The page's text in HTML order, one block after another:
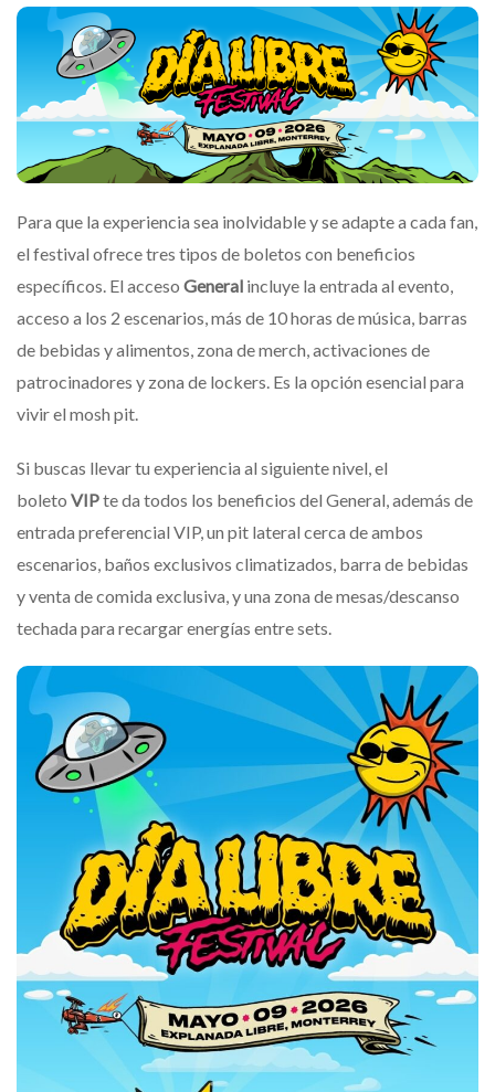
Para que la experiencia sea inolvidable y se adapte a cada fan,
el festival ofrece tres tipos de boletos con beneficios
específicos. El acceso General incluye la entrada al evento,
acceso a los 2 escenarios, más de 10 horas de música, barras
de bebidas y alimentos, zona de merch, activaciones de
patrocinadores y zona de lockers. Es la opción esencial para
vivir el mosh pit.
Si buscas llevar tu experiencia al siguiente nivel, el
boleto VIPte da todos los beneficios del General, además de
entrada preferencial VIP, un pit lateral cerca de ambos
escenarios, baños exclusivos climatizados, barra de bebidas
y venta de comida exclusiva, y una zona de mesas/descanso
techada para recargar energías entre sets.